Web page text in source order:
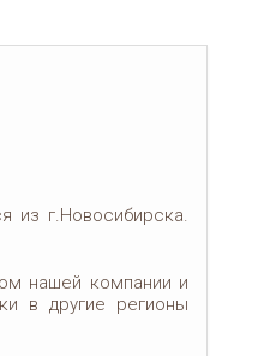
из г.Новосибирска.
нашей компании и
в другие регионы